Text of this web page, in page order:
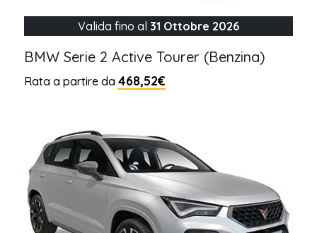
Valida fino al 31 Ottobre 2026
BMW Serie 2 Active Tourer (Benzina)
Rata a partire da468,52€